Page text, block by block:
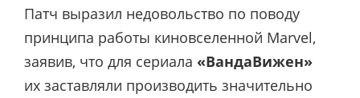
Патч выразил недовольство по поводу
принципа работы киновселенной Marvel,
заявив, что для сериала «ВандаВижен»
их заставляли производить значительно